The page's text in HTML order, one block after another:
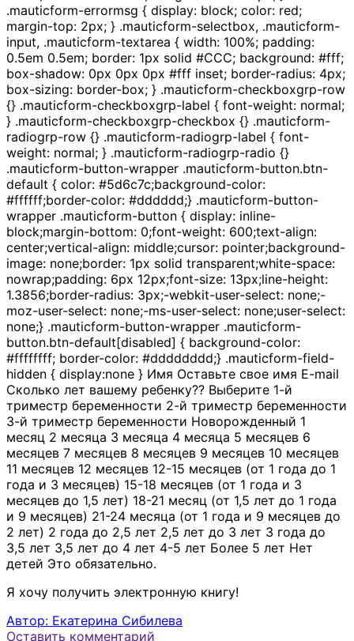
.mauticform-errormsg { display: block; color: red;
margin-top: 2px; } .mauticform-selectbox, .mauticform-
input, .mauticform-textarea { width: 100%; padding:
0.5em 0.5em; border: 1px solid #CCC; background: #fff;
box-shadow: 0px 0px 0px #fff inset; border-radius: 4px;
box-sizing: border-box; } .mauticform-checkboxgrp-row
{} .mauticform-checkboxgrp-label { font-weight: normal;
} .mauticform-checkboxgrp-checkbox {} .mauticform-
radiogrp-row {} .mauticform-radiogrp-label { font-
weight: normal; } .mauticform-radiogrp-radio {}
.mauticform-button-wrapper .mauticform-button.btn-
default { color: #5d6c7c;background-color:
#ffffff;border-color: #dddddd;} .mauticform-button-
wrapper .mauticform-button { display: inline-
block;margin-bottom: 0;font-weight: 600;text-align:
center;vertical-align: middle;cursor: pointer;background-
image: none;border: 1px solid transparent;white-space:
nowrap;padding: 6px 12px;font-size: 13px;line-height:
1.3856;border-radius: 3px;-webkit-user-select: none;-
moz-user-select: none;-ms-user-select: none;user-select:
none;} .mauticform-button-wrapper .mauticform-
button.btn-default[disabled] { background-color:
#ffffffff; border-color: #dddddddd;} .mauticform-field-
hidden { display:none } Имя Оставьте свое имя E-mail
Сколько лет вашему ребенку?? Выберите 1-й
триместр беременности 2-й триместр беременности
3-й триместр беременности Новорожденный 1
месяц 2 месяца 3 месяца 4 месяца 5 месяцев 6
месяцев 7 месяцев 8 месяцев 9 месяцев 10 месяцев
11 месяцев 12 месяцев 12-15 месяцев (от 1 года до 1
года и 3 месяцев) 15-18 месяцев (от 1 года и 3
месяцев до 1,5 лет) 18-21 месяц (от 1,5 лет до 1 года
и 9 месяцев) 21-24 месяца (от 1 года и 9 месяцев до
2 лет) 2 года до 2,5 лет 2,5 лет до 3 лет 3 года до
3,5 лет 3,5 лет до 4 лет 4-5 лет Более 5 лет Нет
детей Это обязательно.
Я хочу получить электронную книгу!
Автор: Екатерина Сибилева
Оставить комментарий